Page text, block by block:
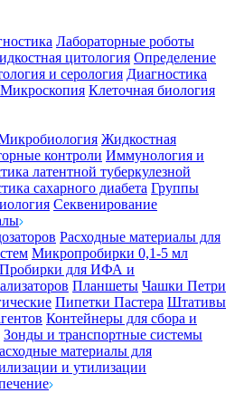
Лабораторные роботы
цитология Определение
и серология Диагностика
Микроскопия Клеточная биология
Жидкостная
контроли Иммунология и
латентной туберкулезной
сахарного диабета Группы
Секвенирование
Расходные материалы для
Микропробирки 0,1-5 мл
Пробирки для ИФА и
Планшеты Чашки Петри
Пипетки Пастера Штативы
Контейнеры для сбора и
Зонды и транспортные системы
материалы для
и утилизации